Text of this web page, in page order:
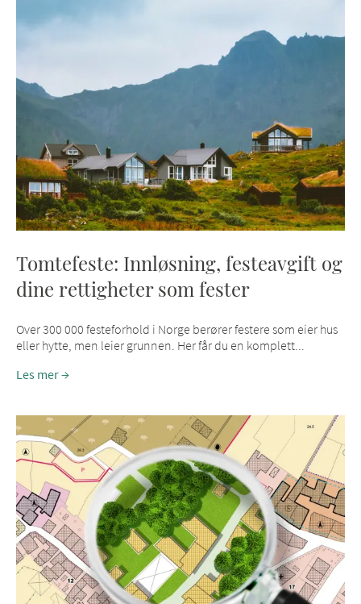
Tomtefeste: Innløsning, festeavgift og
dine rettigheter som fester
Over 300 000 festeforhold i Norge berører festere som eier hus
eller hytte, men leier grunnen. Her får du en komplett...
Les mer